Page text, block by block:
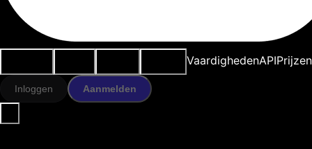
VaardighedenAPIPrijzen
Inloggen Aanmelden